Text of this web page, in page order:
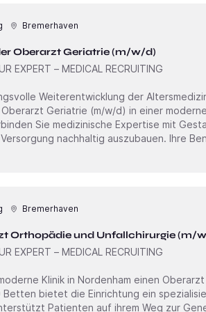
Bremerhaven
Oberarzt Geriatrie (m/w/d)
EXPERT – MEDICAL RECRUITING
Weiterentwicklung der
Sie medizinische Expertise mit
auszubauen. Ihre Benefits• Gestaltung mit
Bremerhaven
Orthopädie und Unfallchirurgie (m/
EXPERT – MEDICAL RECRUITING
Nordenham einen Oberarzt Orthopädie und Unfallchirurgie
Patienten auf ihrem Weg zur